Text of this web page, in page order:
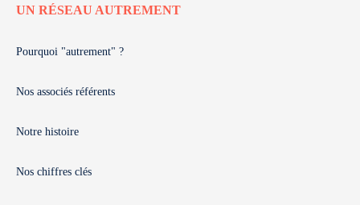
UN RÉSEAU AUTREMENT
Pourquoi "autrement" ?
Nos associés référents
Notre histoire
Nos chiffres clés